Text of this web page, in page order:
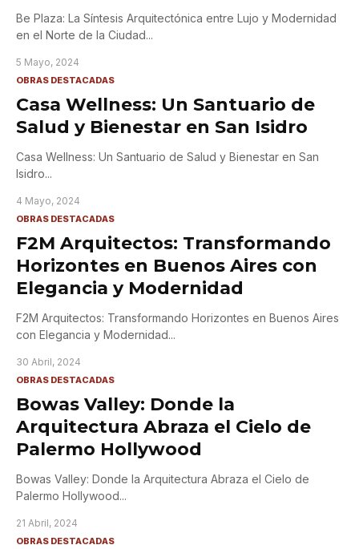
Be Plaza: La Síntesis Arquitectónica entre Lujo y Modernidad
en el Norte de la Ciudad...
5 Mayo, 2024
OBRAS DESTACADAS
Casa Wellness: Un Santuario de
Salud y Bienestar en San Isidro
Casa Wellness: Un Santuario de Salud y Bienestar en San
Isidro...
4 Mayo, 2024
OBRAS DESTACADAS
F2M Arquitectos: Transformando
Horizontes en Buenos Aires con
Elegancia y Modernidad
F2M Arquitectos: Transformando Horizontes en Buenos Aires
con Elegancia y Modernidad...
30 Abril, 2024
OBRAS DESTACADAS
Bowas Valley: Donde la
Arquitectura Abraza el Cielo de
Palermo Hollywood
Bowas Valley: Donde la Arquitectura Abraza el Cielo de
Palermo Hollywood...
21 Abril, 2024
OBRAS DESTACADAS